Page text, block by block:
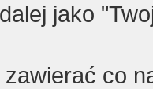
jako
co